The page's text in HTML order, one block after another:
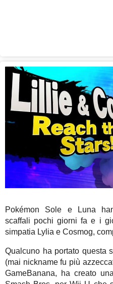
Pokémon Sole e Luna
scaffali pochi giorni fa e i
simpatia Lylia e Cosmog,
Qualcuno ha portato questa
(mai nickname fu più
GameBanana, ha creato